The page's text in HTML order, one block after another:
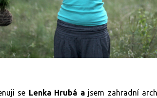
se Lenka Hrubá ajsem zahradní